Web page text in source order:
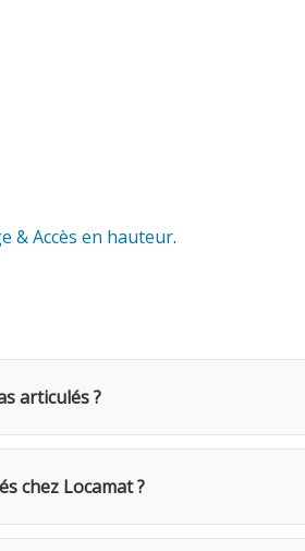
& Accès en hauteur.
articulés ?
TVAC par jour (173.55€
complète, seuls 4 jours sont
chez Locamat ?
nous pour vérifier la